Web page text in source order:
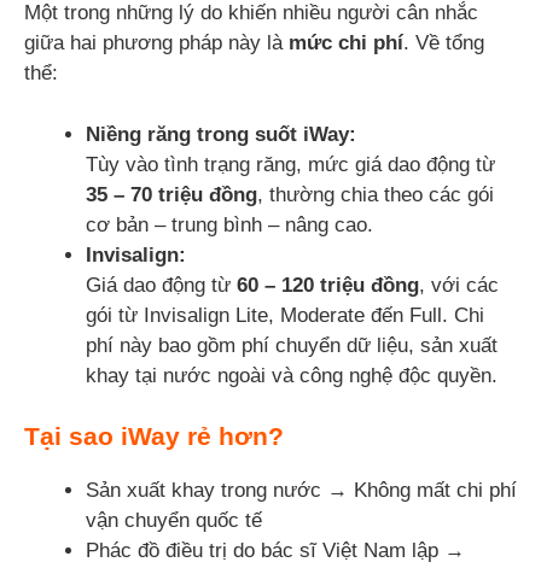
Một trong những lý do khiến nhiều người cân nhắc
giữa hai phương pháp này là mức chi phí. Về tổng
thể:
Niềng răng trong suốt iWay:
Tùy vào tình trạng răng, mức giá dao động từ
35 – 70 triệu đồng, thường chia theo các gói
cơ bản – trung bình – nâng cao.
Invisalign:
Giá dao động từ 60 – 120 triệu đồng, với các
gói từ Invisalign Lite, Moderate đến Full. Chi
phí này bao gồm phí chuyển dữ liệu, sản xuất
khay tại nước ngoài và công nghệ độc quyền.
Tại sao iWay rẻ hơn?
Sản xuất khay trong nước → Không mất chi phí
vận chuyển quốc tế
Phác đồ điều trị do bác sĩ Việt Nam lập →